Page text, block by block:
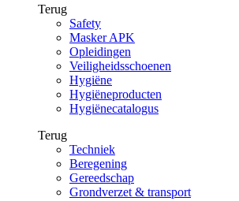
Terug
Safety
Masker APK
Opleidingen
Veiligheidsschoenen
Hygiëne
Hygiëneproducten
Hygiënecatalogus
Terug
Techniek
Beregening
Gereedschap
Grondverzet & transport